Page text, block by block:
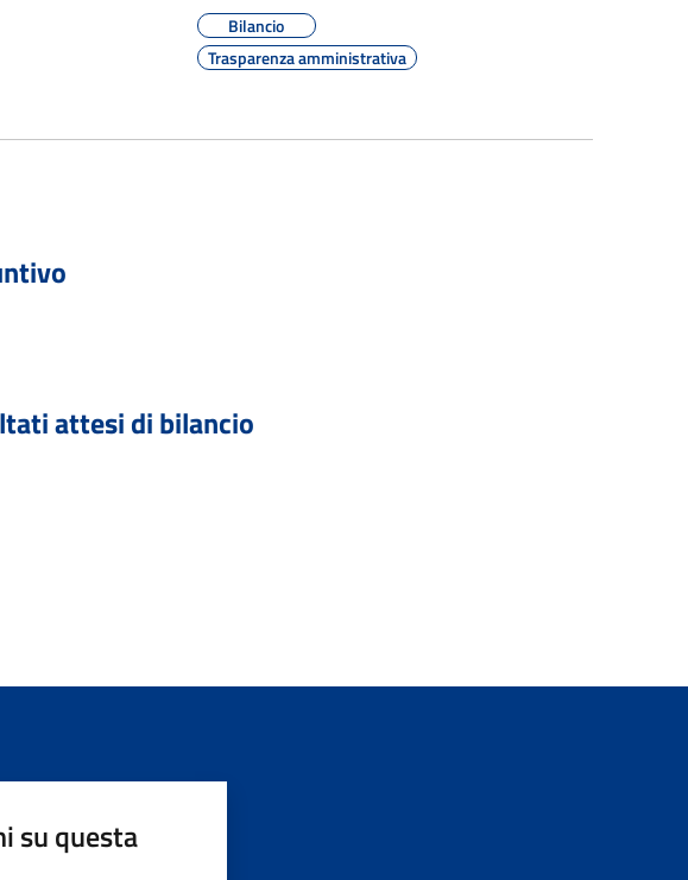
Bilancio
Trasparenza amministrativa
attesi di bilancio
su questa